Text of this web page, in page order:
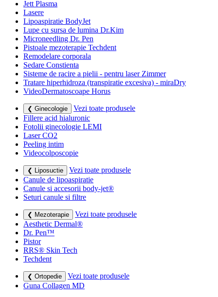
Jett Plasma
Lasere
Lipoaspiratie BodyJet
Lupe cu sursa de lumina Dr.Kim
Microneedling Dr. Pen
Pistoale mezoterapie Techdent
Remodelare corporala
Sedare Constienta
Sisteme de racire a pielii - pentru laser Zimmer
Tratare hiperhidroza (transpiratie excesiva) - miraDry
VideoDermatoscoape Horus
❮ Ginecologie
Vezi toate produsele
Fillere acid hialuronic
Fotolii ginecologie LEMI
Laser CO2
Peeling intim
Videocolposcopie
❮ Liposuctie
Vezi toate produsele
Canule de lipoaspiratie
Canule si accesorii body-jet®
Seturi canule si filtre
❮ Mezoterapie
Vezi toate produsele
Aesthetic Dermal®
Dr. Pen™
Pistor
RRS® Skin Tech
Techdent
❮ Ortopedie
Vezi toate produsele
Guna Collagen MD